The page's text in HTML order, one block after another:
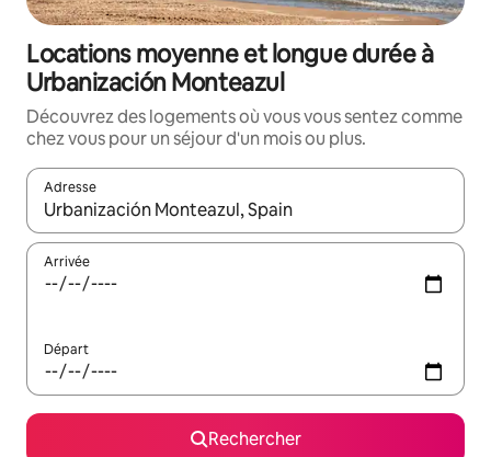
Locations moyenne et longue durée à
Urbanización Monteazul
Découvrez des logements où vous vous sentez comme
chez vous pour un séjour d'un mois ou plus.
Adresse
Lorsque les résultats s'affichent, utilisez les flèches vers le
Arrivée
Départ
Rechercher